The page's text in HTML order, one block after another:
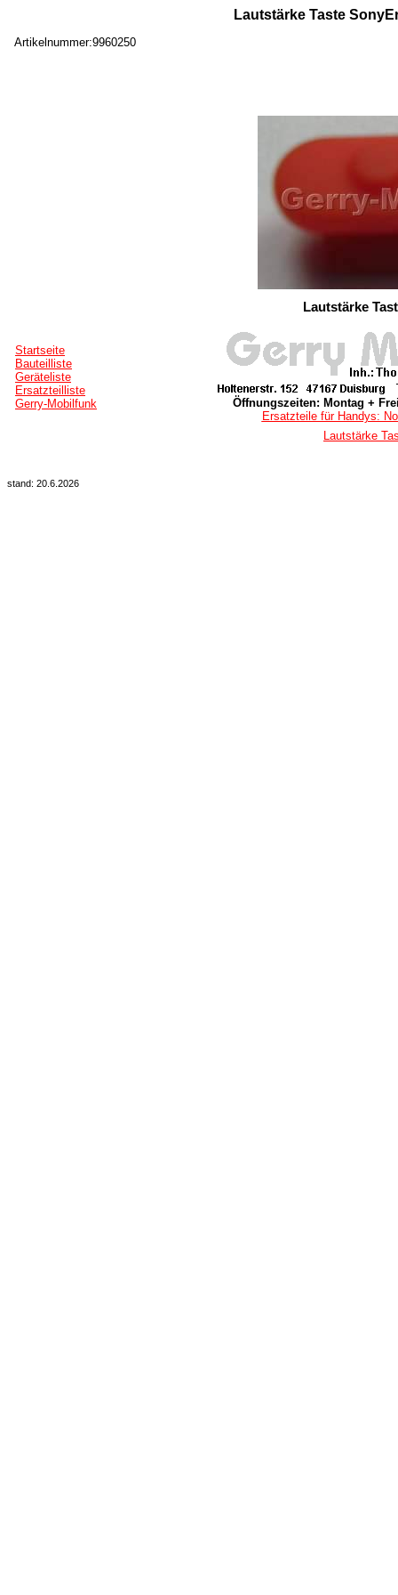
Lautstärke Taste
Artikelnummer:9960250
Lautstärke
Startseite
Bauteilliste
Geräteliste
Ersatzteilliste
Gerry-Mobilfunk
Öffnungszeiten: Montag +
Ersatzteile für Handys:
Lautstärke
stand: 20.6.2026